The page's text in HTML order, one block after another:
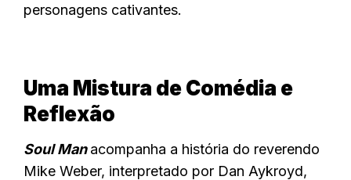
personagens cativantes.
Uma Mistura de Comédia e
Reflexão
Soul Man acompanha a história do reverendo
Mike Weber, interpretado por Dan Aykroyd,